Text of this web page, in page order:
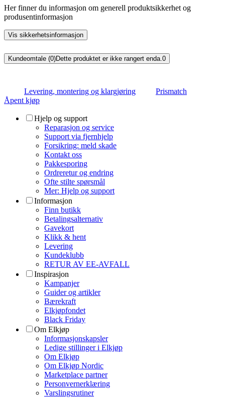
Her finner du informasjon om generell produktsikkerhet og
produsentinformasjon
Vis sikkerhetsinformasjon
Kundeomtale (0)Dette produktet er ikke rangert enda.0
Levering, montering og klargjøring
Prismatch
Åpent kjøp
Hjelp og support
Reparasjon og service
Support via fjernhjelp
Forsikring: meld skade
Kontakt oss
Pakkesporing
Ordreretur og endring
Ofte stilte spørsmål
Mer: Hjelp og support
Informasjon
Finn butikk
Betalingsalternativ
Gavekort
Klikk & hent
Levering
Kundeklubb
RETUR AV EE-AVFALL
Inspirasjon
Kampanjer
Guider og artikler
Bærekraft
Elkjøpfondet
Black Friday
Om Elkjøp
Informasjonskapsler
Ledige stillinger i Elkjøp
Om Elkjøp
Om Elkjøp Nordic
Marketplace partner
Personvernerklæring
Varslingsrutiner